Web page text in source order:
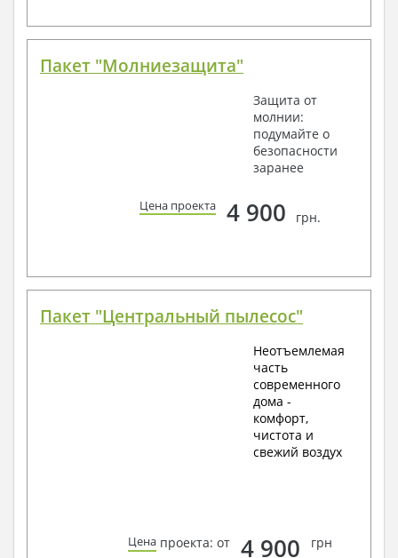
Пакет "Молниезащита"
Защита от
молнии:
подумайте о
безопасности
заранее
Цена проекта 4 900 грн.
Пакет "Центральный пылесос"
Неотъемлемая
часть
современного
дома -
комфорт,
чистота и
свежий воздух
Цена проекта: от 4 900 грн